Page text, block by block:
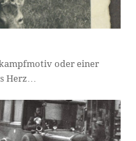
oder einer
Herz…